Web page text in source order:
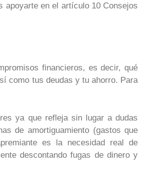
apoyarte en el artículo 10 Consejos
financieros, es decir, qué
como tus deudas y tu ahorro. Para
ya que refleja sin lugar a dudas
de amortiguamiento (gastos que
es la necesidad real de
descontando fugas de dinero y